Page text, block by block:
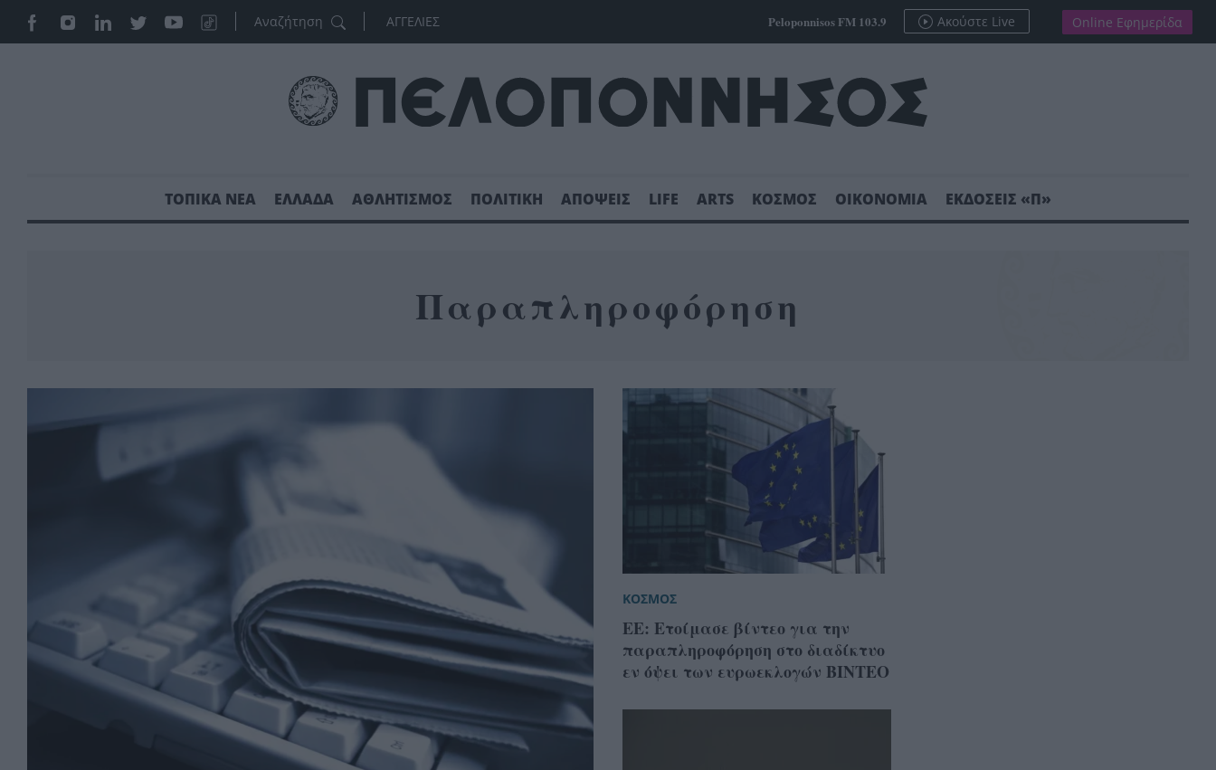
ΑΓΓΕΛΙΕΣ Peloponnisos FM 103.9 Ακούστε Live Online Εφημερίδα
ΤΟΠΙΚΑ ΝΕΑ ΕΛΛΑΔΑ ΑΘΛΗΤΙΣΜΟΣ ΠΟΛΙΤΙΚΗ ΑΠΟΨΕΙΣ LIFE ARTS ΚΟΣΜΟΣ ΟΙΚΟΝΟΜΙΑ ΕΚΔΟΣΕΙΣ «Π»
Παραπληροφόρηση
ΚΟΣΜΟΣ
ΕΕ: Ετοίμασε βίντεο για την
παραπληροφόρηση στο διαδίκτυο
εν όψει των ευρωεκλογών ΒΙΝΤΕΟ